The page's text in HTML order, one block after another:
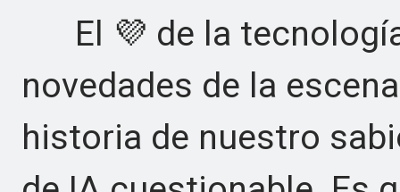
El 💜 de la
novedades de la
historia de nuestro